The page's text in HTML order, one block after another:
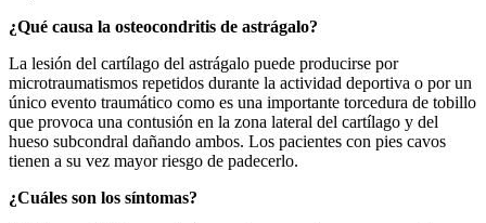
¿Qué causa la osteocondritis de astrágalo?
La lesión del cartílago del astrágalo puede producirse por
microtraumatismos repetidos durante la actividad deportiva o por un
único evento traumático como es una importante torcedura de tobillo
que provoca una contusión en la zona lateral del cartílago y del
hueso subcondral dañando ambos. Los pacientes con pies cavos
tienen a su vez mayor riesgo de padecerlo.
¿Cuáles son los síntomas?